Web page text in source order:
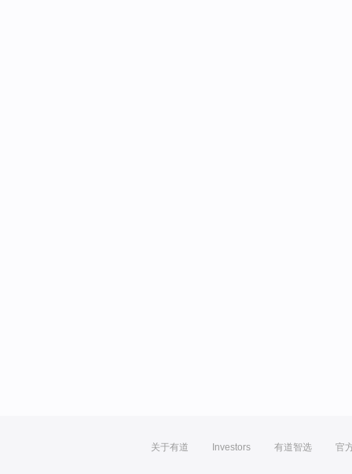
关于有道 Investors 有道智选 官